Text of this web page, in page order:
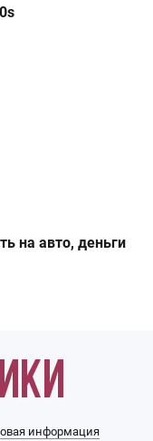
на авто, деньги
информация